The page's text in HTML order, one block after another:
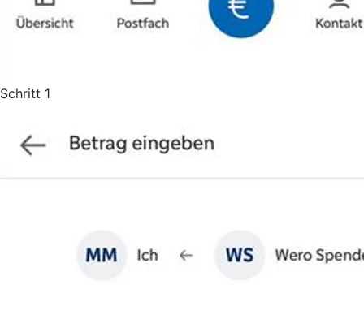
Schritt 1